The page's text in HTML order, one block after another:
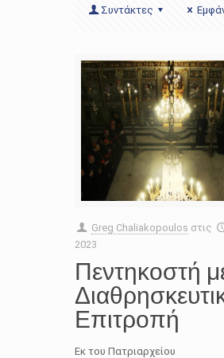
Συντάκτες
Greg Chaliakopoulos στις
2023
Πεντηκοστή
Επιτροπή
Εκ του Πατριαρχείου